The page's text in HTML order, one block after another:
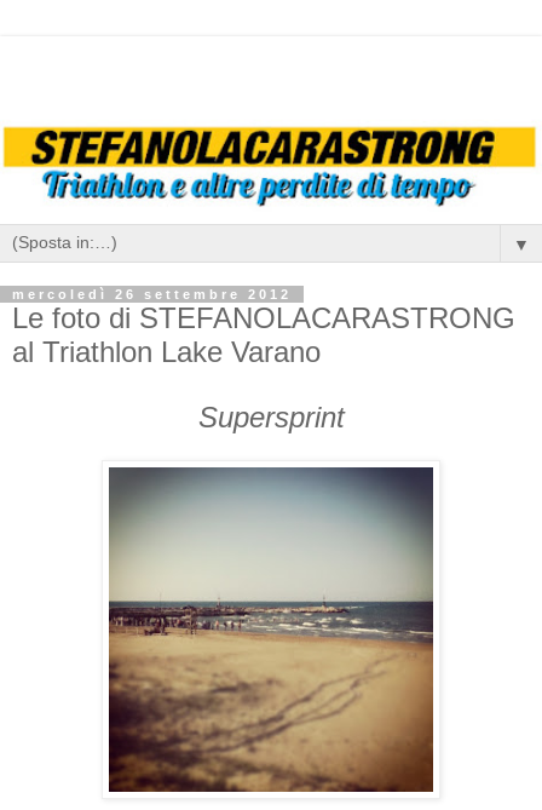
▼
mercoledì 26 settembre 2012
Le foto di STEFANOLACARASTRONG
al Triathlon Lake Varano
Supersprint